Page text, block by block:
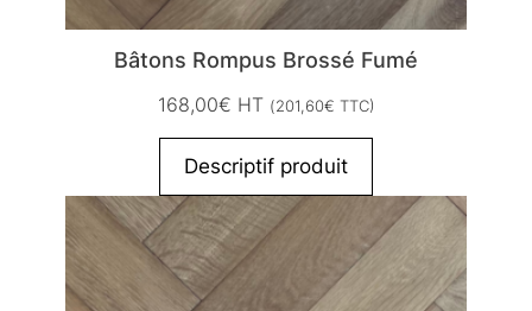
Bâtons Rompus Brossé Fumé
168,00€ HT (201,60€ TTC)
Descriptif produit